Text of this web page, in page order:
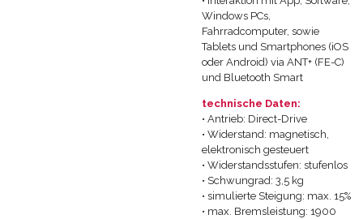
Windows PCs,
Fahrradcomputer, sowie
Tablets und Smartphones (iOS
oder Android) via ANT+ (FE-C)
und Bluetooth Smart
technische Daten:
• Antrieb: Direct-Drive
• Widerstand: magnetisch,
elektronisch gesteuert
• Widerstandsstufen: stufenlos
• Schwungrad: 3,5 kg
• simulierte Steigung: max. 15%
• max. Bremsleistung: 1900